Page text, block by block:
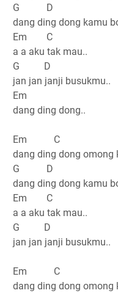
G D
dang ding dong kamu
Em C
a a aku tak mau..
G D
jan jan janji busukmu..
Em
dang ding dong..
Em C
dang ding dong omong
G D
dang ding dong kamu
Em C
a a aku tak mau..
G D
jan jan janji busukmu..
Em C
dang ding dong omong